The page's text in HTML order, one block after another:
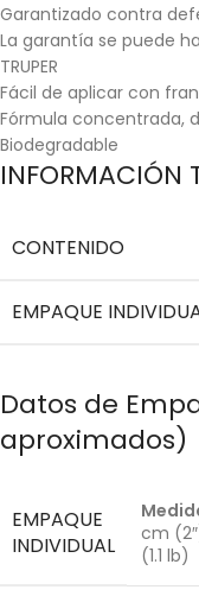
Garantizado contra
La garantía se puede
TRUPER
Fácil de aplicar con
Fórmula concentrada,
Biodegradable
INFORMACIÓN
CONTENIDO
EMPAQUE
Datos de
aproximados)
EMPAQUE
INDIVIDUAL
cm
(1.1 lb)